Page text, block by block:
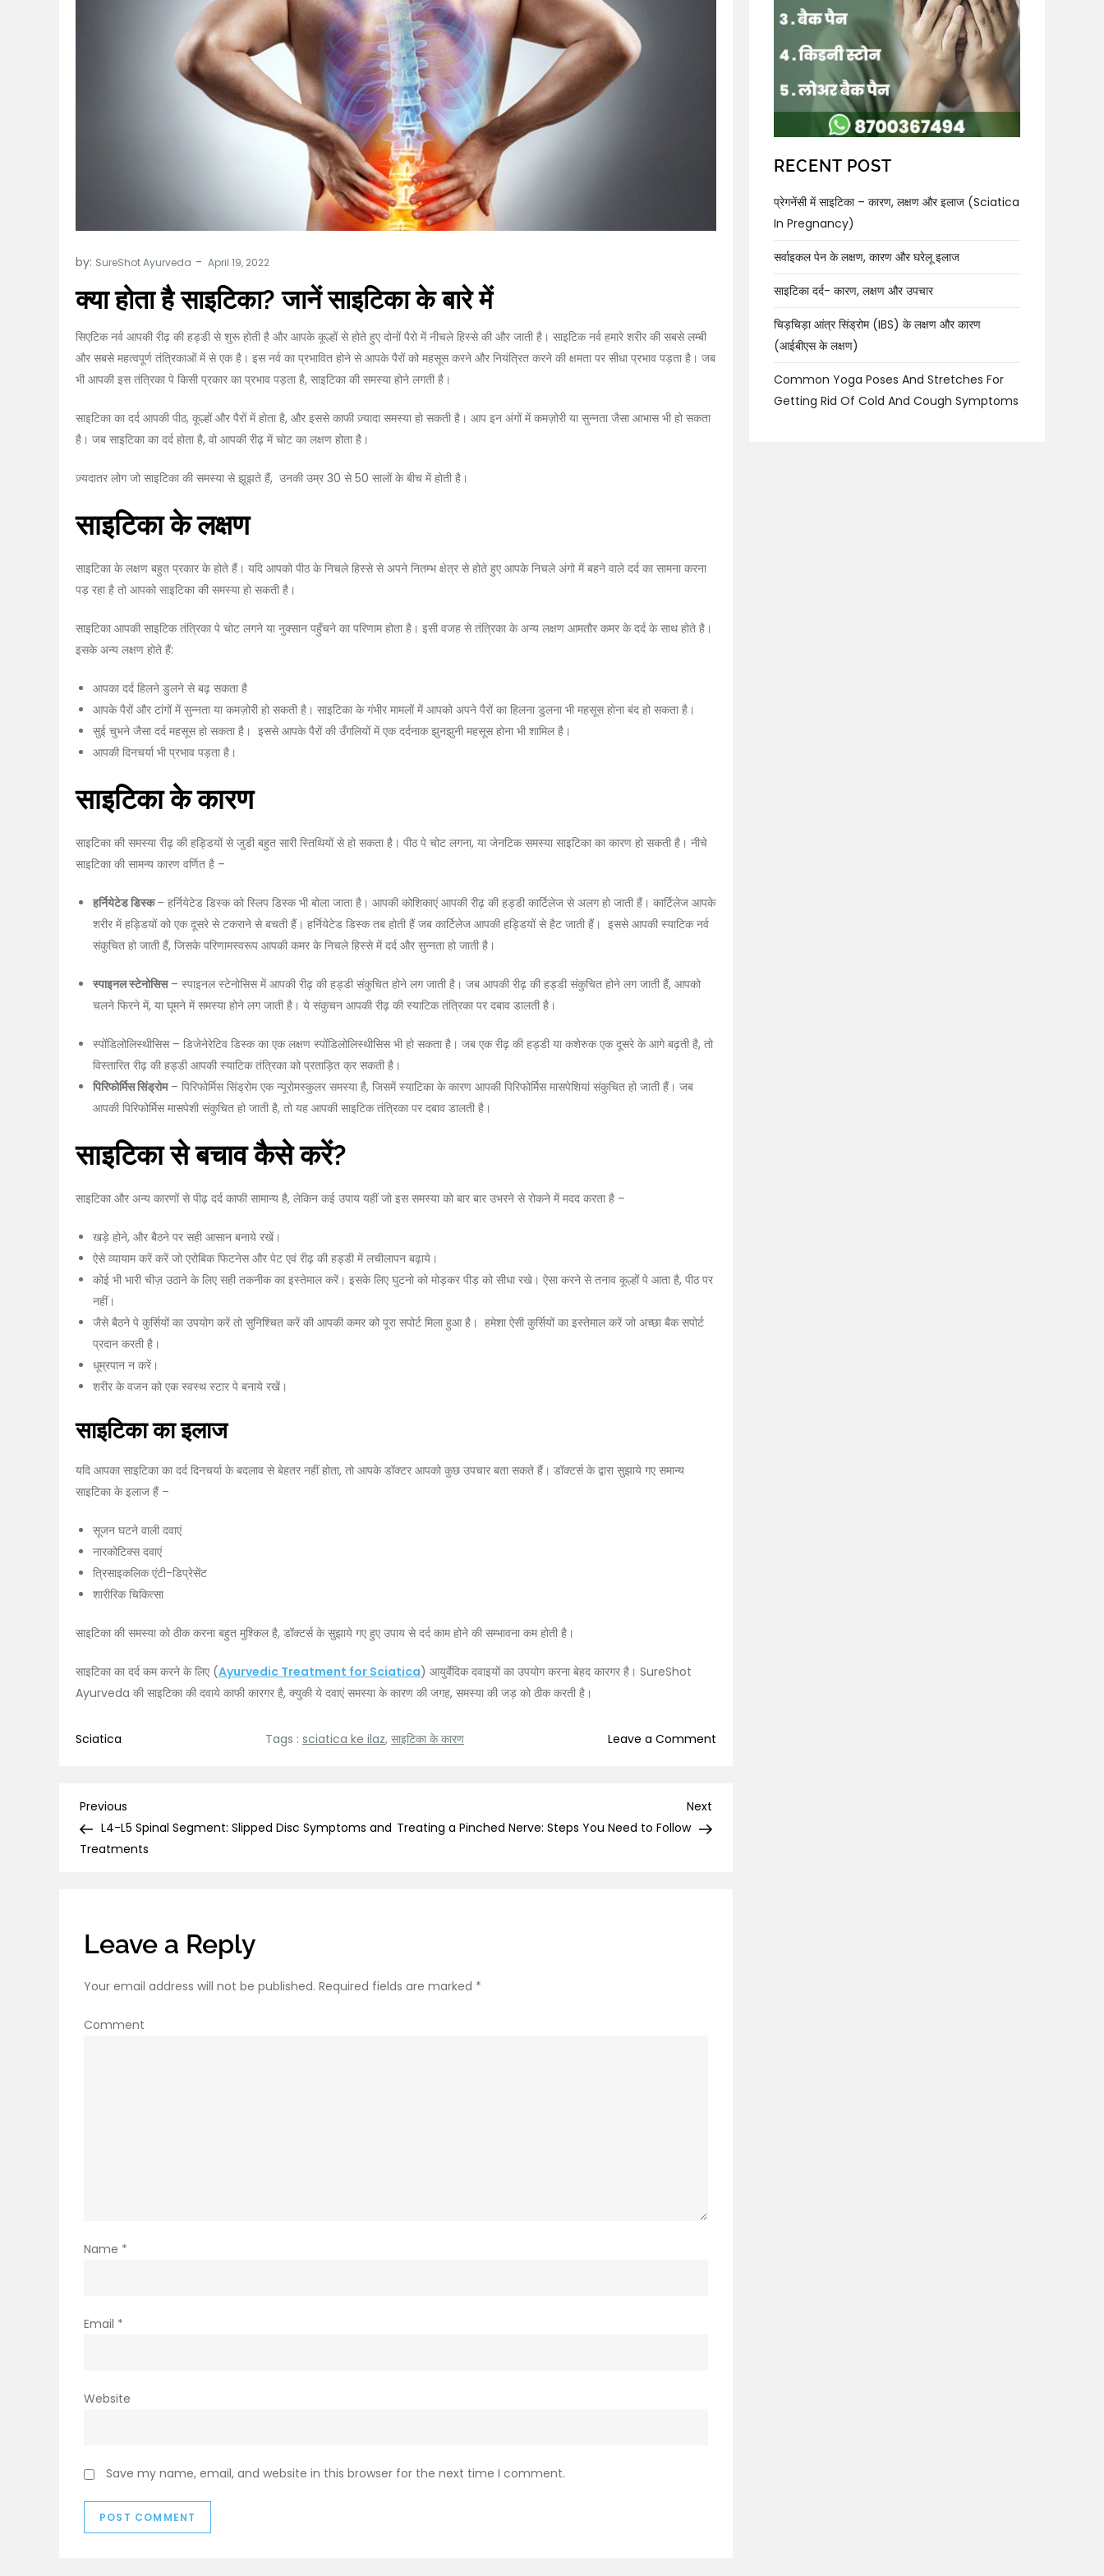
by: SureShot Ayurveda
क्या होता है साइटिका? जानें साइटिका के बारे में
सिएटिक नर्व आपकी रीढ़ की हड्डी से शुरू होती है और आपके कूल्हों से होते हुए दोनों पैरो में नीचले हिस्से की और जाती है। साइटिक नर्व हमारे शरीर की सबसे लम्बी
और सबसे महत्वपूर्ण तंत्रिकाओं में से एक है। इस नर्व का प्रभावित होने से आपके पैरों को महसूस करने और नियंत्रित करने की क्षमता पर सीधा प्रभाव पड़ता है। जब
भी आपकी इस तंत्रिका पे किसी प्रकार का प्रभाव पड़ता है, साइटिका की समस्या होने लगती है।
साइटिका का दर्द आपकी पीठ, कूल्हों और पैरों में होता है, और इससे काफी ज़्यादा समस्या हो सकती है। आप इन अंगों में कमज़ोरी या सुन्नता जैसा आभास भी हो सकता
है। जब साइटिका का दर्द होता है, वो आपकी रीढ़ में चोट का लक्षण होता है।
ज़्यदातर लोग जो साइटिका की समस्या से झूझते हैं, उनकी उम्र 30 से 50 सालों के बीच में होती है।
साइटिका के लक्षण
साइटिका के लक्षण बहुत प्रकार के होते हैं। यदि आपको पीठ के निचले हिस्से से अपने नितम्भ क्षेत्र से होते हुए आपके निचले अंगो में बहने वाले दर्द का सामना करना
पड़ रहा है तो आपको साइटिका की समस्या हो सकती है।
साइटिका आपकी साइटिक तंत्रिका पे चोट लगने या नुक्सान पहुँचने का परिणाम होता है। इसी वजह से तंत्रिका के अन्य लक्षण आमतौर कमर के दर्द के साथ होते है।
इसके अन्य लक्षण होते हैं:
आपका दर्द हिलने डुलने से बढ़ सकता है
आपके पैरों और टांगों में सुन्नता या कमज़ोरी हो सकती है। साइटिका के गंभीर मामलों में आपको अपने पैरों का हिलना डुलना भी महसूस होना बंद हो सकता है।
सुई चुभने जैसा दर्द महसूस हो सकता है। इससे आपके पैरों की उँगलियों में एक दर्दनाक झुनझुनी महसूस होना भी शामिल है।
आपकी दिनचर्या भी प्रभाव पड़ता है।
साइटिका के कारण
साइटिका की समस्या रीढ़ की हड्डियों से जुडी बहुत सारी स्तिथियों से हो सकता है। पीठ पे चोट लगना, या जेनटिक समस्या साइटिका का कारण हो सकती है। नीचे
साइटिका की सामन्य कारण वर्णित है –
हर्नियेटेड डिस्क– हर्नियेटेड डिस्क को स्लिप डिस्क भी बोला जाता है। आपकी कोशिकाएं आपकी रीढ़ की हड्डी कार्टिलेज से अलग हो जाती हैं। कार्टिलेज आपके
शरीर में हड्डियों को एक दूसरे से टकराने से बचती हैं। हर्नियेटेड डिस्क तब होती हैं जब कार्टिलेज आपकी हड्डियों से हैट जाती हैं। इससे आपकी स्याटिक नर्व
संकुचित हो जाती हैं, जिसके परिणामस्वरूप आपकी कमर के निचले हिस्से में दर्द और सुन्नता हो जाती है।
स्पाइनल स्टेनोसिस– स्पाइनल स्टेनोसिस में आपकी रीढ़ की हड्डी संकुचित होने लग जाती है। जब आपकी रीढ़ की हड्डी संकुचित होने लग जाती हैं, आपको
चलने फिरने में, या घूमने में समस्या होने लग जाती है। ये संकुचन आपकी रीढ़ की स्याटिक तंत्रिका पर दबाव डालती है।
स्पोंडिलोलिस्थीसिस – डिजेनेरेटिव डिस्क का एक लक्षण स्पोंडिलोलिस्थीसिस भी हो सकता है। जब एक रीढ़ की हड्डी या कशेरुक एक दूसरे के आगे बढ़ती है, तो
विस्तारित रीढ़ की हड्डी आपकी स्याटिक तंत्रिका को प्रताड़ित क्र सकती है।
पिरिफोर्मिस सिंड्रोम– पिरिफोर्मिस सिंड्रोम एक न्यूरोमस्कुलर समस्या है, जिसमें स्याटिका के कारण आपकी पिरिफोर्मिस मासपेशियां संकुचित हो जाती हैं। जब
आपकी पिरिफोर्मिस मासपेशी संकुचित हो जाती है, तो यह आपकी साइटिक तंत्रिका पर दबाव डालती है।
साइटिका से बचाव कैसे करें?
साइटिका और अन्य कारणों से पीढ़ दर्द काफी सामान्य है, लेकिन कई उपाय यहीं जो इस समस्या को बार बार उभरने से रोकने में मदद करता है –
खड़े होने, और बैठने पर सही आसान बनाये रखें।
ऐसे व्यायाम करें करें जो एरोबिक फिटनेस और पेट एवं रीढ़ की हड्डी में लचीलापन बढ़ाये।
कोई भी भारी चीज़ उठाने के लिए सही तकनीक का इस्तेमाल करें। इसके लिए घुटनो को मोड़कर पीड़ को सीधा रखे। ऐसा करने से तनाव कूल्हों पे आता है, पीठ पर
नहीं।
जैसे बैठने पे कुर्सियों का उपयोग करें तो सुनिश्चित करें की आपकी कमर को पूरा सपोर्ट मिला हुआ है। हमेशा ऐसी कुर्सियों का इस्तेमाल करें जो अच्छा बैक सपोर्ट
प्रदान करती है।
धूम्रपान न करें।
शरीर के वजन को एक स्वस्थ स्टार पे बनाये रखें।
साइटिका का इलाज
यदि आपका साइटिका का दर्द दिनचर्या के बदलाव से बेहतर नहीं होता, तो आपके डॉक्टर आपको कुछ उपचार बता सकते हैं। डॉक्टर्स के द्वारा सुझाये गए समान्य
साइटिका के इलाज हैं –
सूजन घटने वाली दवाएं
नारकोटिक्स दवाएं
त्रिसाइकलिक एंटी-डिप्रेसेंट
शारीरिक चिकित्सा
साइटिका की समस्या को ठीक करना बहुत मुश्किल है, डॉक्टर्स के सुझाये गए हुए उपाय से दर्द काम होने की सम्भावना कम होती है।
साइटिका का दर्द कम करने के लिए (Ayurvedic Treatment for Sciatica) आयुर्वेदिक दवाइयों का उपयोग करना बेहद कारगर है। SureShot
Ayurveda की साइटिका की दवाये काफी कारगर है, क्युकी ये दवाएं समस्या के कारण की जगह, समस्या की जड़ को ठीक करती है।
Sciatica Tags : sciatica ke ilaz, साइटिका के कारण Leave a Comment
Post
navigation
Previous
Post
Previous
L4-L5 Spinal Segment: Slipped Disc Symptoms and
Treatments
Post
Next
Treating a Pinched Nerve: Steps You Need to Follow
Leave a Reply
Your email address will not be published. Required fields are marked *
Comment
Name *
Email *
Website
Save my name, email, and website in this browser for the next time I comment.
RECENT POST
प्रेगनेंसी में साइटिका – कारण, लक्षण और इलाज (Sciatica
In Pregnancy)
सर्वाइकल पेन के लक्षण, कारण और घरेलू इलाज
साइटिका दर्द- कारण, लक्षण और उपचार
चिड़चिड़ा आंत्र सिंड्रोम (IBS) के लक्षण और कारण
(आईबीएस के लक्षण)
Common Yoga Poses And Stretches For
Getting Rid Of Cold And Cough Symptoms